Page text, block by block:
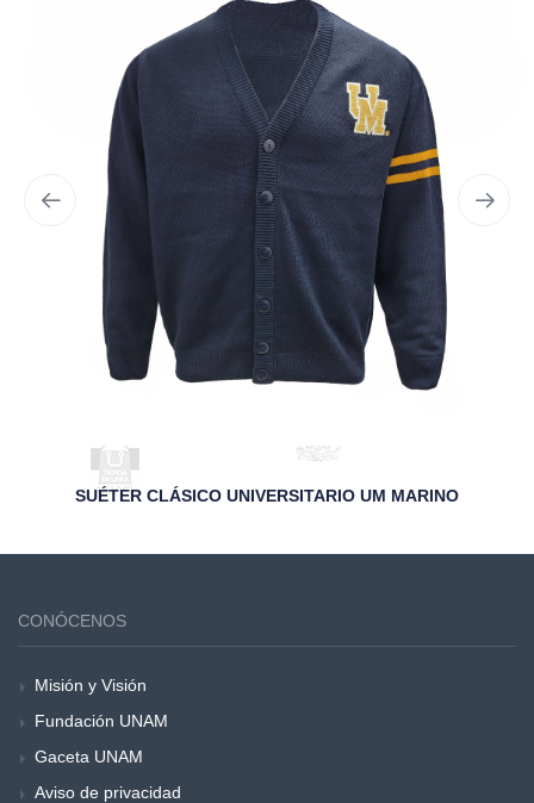
SUÉTER CLÁSICO UNIVERSITARIO UM MARINO
CONÓCENOS
Misión y Visión
Fundación UNAM
Gaceta UNAM
Aviso de privacidad